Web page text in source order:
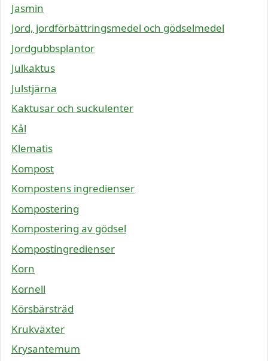
Jasmin
Jord, jordförbättringsmedel och gödselmedel
Jordgubbsplantor
Julkaktus
Julstjärna
Kaktusar och suckulenter
Kål
Klematis
Kompost
Kompostens ingredienser
Kompostering
Kompostering av gödsel
Kompostingredienser
Korn
Kornell
Körsbärsträd
Krukväxter
Krysantemum